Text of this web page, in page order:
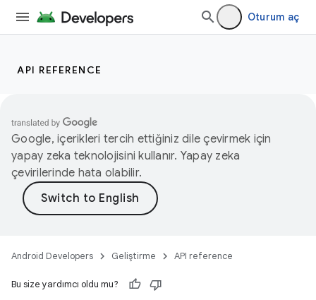
Oturum aç
API REFERENCE
Google, içerikleri tercih ettiğiniz dile çevirmek için
yapay zeka teknolojisini kullanır. Yapay zeka
çevirilerinde hata olabilir.
Android Developers Geliştirme API reference
Bu size yardımcı oldu mu?